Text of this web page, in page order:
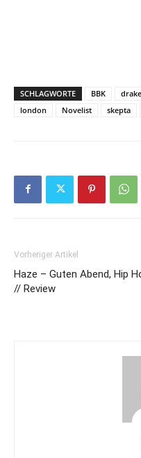
SCHLAGWORTE BBK drake
london
Novelist skepta
Vorheriger Artikel
Haze – Guten Abend, Hip
// Review